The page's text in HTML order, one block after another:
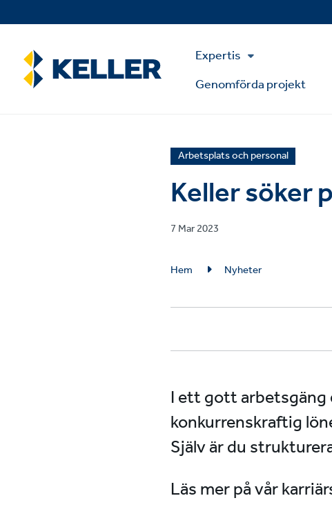
to
content Main
Menu
Expertis
Genomförda projekt
News
article
category
Arbetsplats och personal
Keller
Published
7 Mar 2023
Breadcrumb
Hem Nyheter
I ett gott arbetsgäng
konkurrenskraftig
Själv är du
Läs mer på vår